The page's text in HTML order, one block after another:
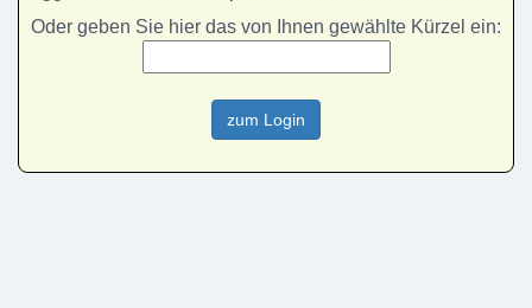
Oder geben Sie hier das von Ihnen gewählte Kürzel ein: